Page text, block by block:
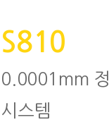
S810
0.0001mm
시스템